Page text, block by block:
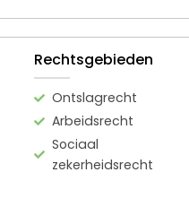
Rechtsgebieden
Ontslagrecht
Arbeidsrecht
Sociaal
zekerheidsrecht